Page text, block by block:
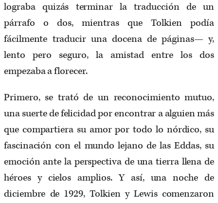
lograba quizás terminar la traducción de un
párrafo o dos, mientras que Tolkien podía
fácilmente traducir una docena de páginas— y,
lento pero seguro, la amistad entre los dos
empezaba a florecer.
Primero, se trató de un reconocimiento mutuo,
una suerte de felicidad por encontrar a alguien más
que compartiera su amor por todo lo nórdico, su
fascinación con el mundo lejano de las Eddas, su
emoción ante la perspectiva de una tierra llena de
héroes y cielos amplios. Y así, una noche de
diciembre de 1929, Tolkien y Lewis comenzaron